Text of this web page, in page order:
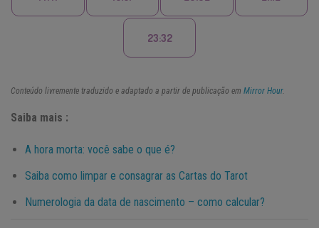
23:32
Conteúdo livremente traduzido e adaptado a partir de publicação em Mirror Hour.
Saiba mais :
A hora morta: você sabe o que é?
Saiba como limpar e consagrar as Cartas do Tarot
Numerologia da data de nascimento – como calcular?